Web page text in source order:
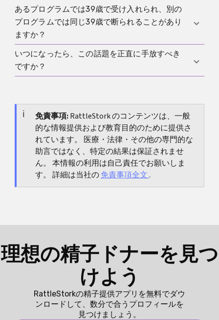
あるのか知りたいことを書けば十分です。最初はそ
れで足りることが多いです。目的は自分を良く見せ
ることではなく、早く実用的な方向性を得ることで
す。
非常に重要です。プログラムが必要としているのは
使えるサンプルだけではなく、予約、再検査、流れ
全体にきちんと付き合える人です。医学的には良さ
そうでも、参加が安定しなければ価値は下がりま
す。
あるプログラムでは39歳で受け入れられ、別の
プログラムでは同じ39歳で断られることがあり
ますか？
あります。それは十分に起こり得ます。プログラム
ごとに優先順位も境界線も違うからです。一般論は
です。
いつになったら、この話題を正直に手放すべき
ですか？
度も断られている、あるいは自分でももう重いスク
リーニングを受けたくないと分かっているなら、そ
のときです。そうした状況では、まれな例外を待つ
より、冷静に区切りをつけるほうがたいてい合理的
です。
免責事項:RattleStork のコンテンツは、一般
的な情報提供および教育目的のために提供さ
れています。 医療・法律・その他の専門的な
助言ではなく、特定の結果は保証されませ
ん。 本情報の利用は自己責任でお願いしま
す。 詳細は当社の免責事項全文.
理想の精子ドナーを見つ
けよう
RattleStorkの精子提供アプリを無料でダウ
ンロードして、数分で合うプロフィールを
見つけましょう。